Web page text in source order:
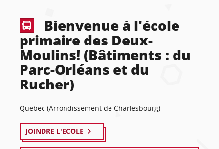
Bienvenue à l'école
primaire des Deux-
Moulins! (Bâtiments : du
Parc-Orléans et du
Rucher)
Québec (Arrondissement de Charlesbourg)
JOINDRE L'ÉCOLE